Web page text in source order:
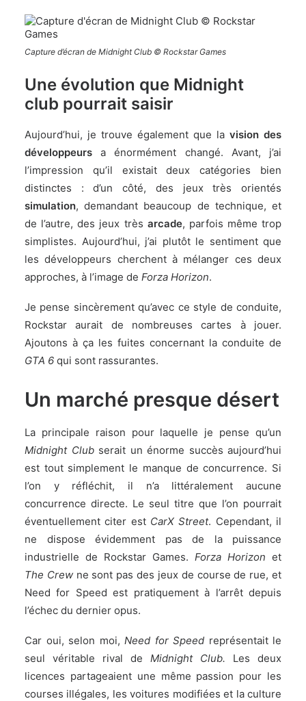
Capture d’écran de Midnight Club © Rockstar Games
Une évolution que Midnight
club pourrait saisir
Aujourd’hui, je trouve également que la vision des
développeurs a énormément changé. Avant, j’ai
l’impression qu’il existait deux catégories bien
distinctes : d’un côté, des jeux très orientés
simulation, demandant beaucoup de technique, et
de l’autre, des jeux très arcade, parfois même trop
simplistes. Aujourd’hui, j’ai plutôt le sentiment que
les développeurs cherchent à mélanger ces deux
approches, à l’image de Forza Horizon.
Je pense sincèrement qu’avec ce style de conduite,
Rockstar aurait de nombreuses cartes à jouer.
Ajoutons à ça les fuites concernant la conduite de
GTA 6 qui sont rassurantes.
Un marché presque désert
La principale raison pour laquelle je pense qu’un
Midnight Clubserait un énorme succès aujourd’hui
est tout simplement le manque de concurrence. Si
l’on y réfléchit, il n’a littéralement aucune
concurrence directe. Le seul titre que l’on pourrait
éventuellement citer est CarX Street. Cependant, il
ne dispose évidemment pas de la puissance
industrielle de Rockstar Games. Forza Horizon et
The Crewne sont pas des jeux de course de rue, et
Need for Speed est pratiquement à l’arrêt depuis
l’échec du dernier opus.
Car oui, selon moi, Need for Speed représentait le
seul véritable rival de Midnight Club. Les deux
licences partageaient une même passion pour les
courses illégales, les voitures modifiées et la culture